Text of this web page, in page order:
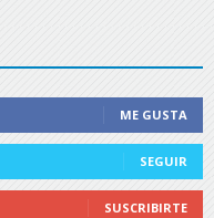
ME GUSTA
SEGUIR
SUSCRIBIRTE